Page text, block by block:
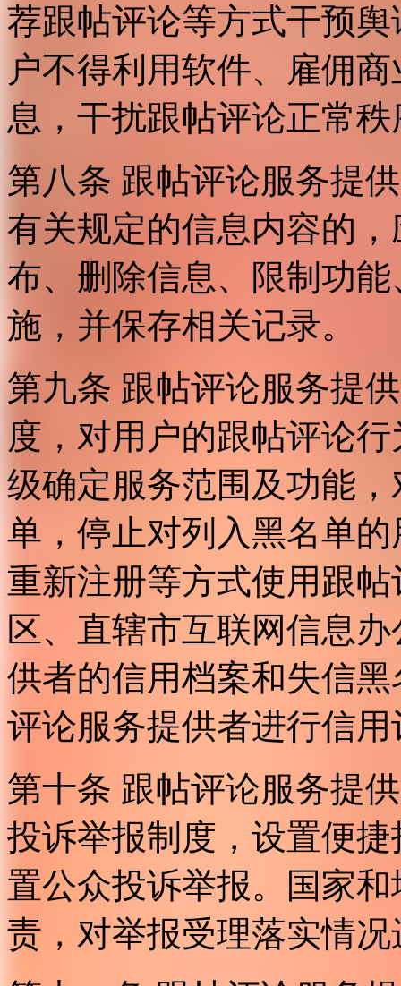
荐跟帖评论等方式干预
户不得利用软件、雇佣
息，干扰跟帖评论正常
第八条 跟帖评论服务提
有关规定的信息内容的
布、删除信息、限制功
施，并保存相关记录。
第九条 跟帖评论服务提
度，对用户的跟帖评论
级确定服务范围及功能
单，停止对列入黑名单
重新注册等方式使用跟
区、直辖市互联网信息
供者的信用档案和失信
评论服务提供者进行信用
第十条 跟帖评论服务提
投诉举报制度，设置便
置公众投诉举报。国家
责，对举报受理落实情